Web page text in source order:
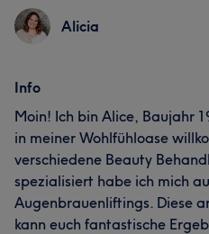
Alicia
Info
Moin! Ich bin Alice, Baujahr
in meiner Wohlfühloase
verschiedene Beauty
spezialisiert habe ich mich
Augenbrauenliftings. Diese
kann euch fantastische